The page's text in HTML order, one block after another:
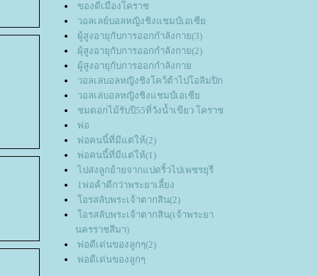
ของดีเมืองโคราช
วอลเลย์บอลหญิงชิงแชมป์เอเซี
ผู้สูงอายุกับการออกกำลังกาย(3)
ผุ้สูงอายุกับการออกกำลังกาย(2)
ผู้สูงอายุกับการออกกำลังกา
วอลเล่บอลหญิงชิงโคว้ต้าไปโอลิมปิก
วอลเล่บอลหญิงชิงแชมป์เอเซี
ชมดอกไม้รับปี55ที่วังน้ำเขียว โคราช
พ่อ
พ่อคนนี้ที่มีแต่ให้(2)
พ่อคนนี้ที่มีแต่ให้(1)
ไปส่งลูกย้ายจากแปดริ้วไปเพชรยุรี
1พ่อค้าดีกว่าพระยาเลี้ยง
อรสลับพระเจ้าตากสิน(2)
อรสลับพระเจ้าตากสิน(เจ้าพระยา
นครราชสีมา)
พ่อดีเด่นของลูกๆ(2)
พ่อดีเด่นของลูกๆ